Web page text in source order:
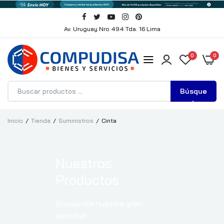
Av. Uruguay Nro 494 Tda. 16 Lima
Búsque
da
0 0
Inicio Tienda Suministros Cinta